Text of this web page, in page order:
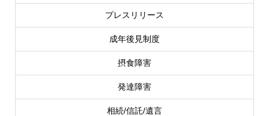
プレスリリース
成年後見制度
摂食障害
発達障害
相続/信託/遺言